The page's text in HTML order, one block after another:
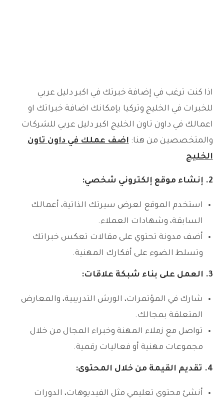
اذا كنت ترغب في إضافة خبرتك في اكبر دليل عربي
للخبرات في الخليج وتركيا بإمكانك اضافة خبراتك او
اعمالك في داون تاون الخليج اكبر دليل عربي للشركات
والمتخصصين من هنا:اضف عملك في داون تاون
الخليج
2. إنشاء موقع إلكتروني شخصي:
استخدم الموقع لعرض سيرتك الذاتية، أعمالك
السابقة، وشهادات العملاء.
أضف مدونة تحتوي على مقالات تعكس خبراتك
وتسلط الضوء على أفكارك المهنية.
3. العمل على بناء شبكة علاقات:
شارك في المؤتمرات، الورش التدريبية، والمعارض
المتعلقة بمجالك.
تواصل مع زملاء المهنة وخبراء المجال من خلال
مجموعات مهنية أو فعاليات رقمية.
4. تقديم القيمة من خلال المحتوى:
أنشئ محتوى تعليمي مثل الفيديوهات، الدورات